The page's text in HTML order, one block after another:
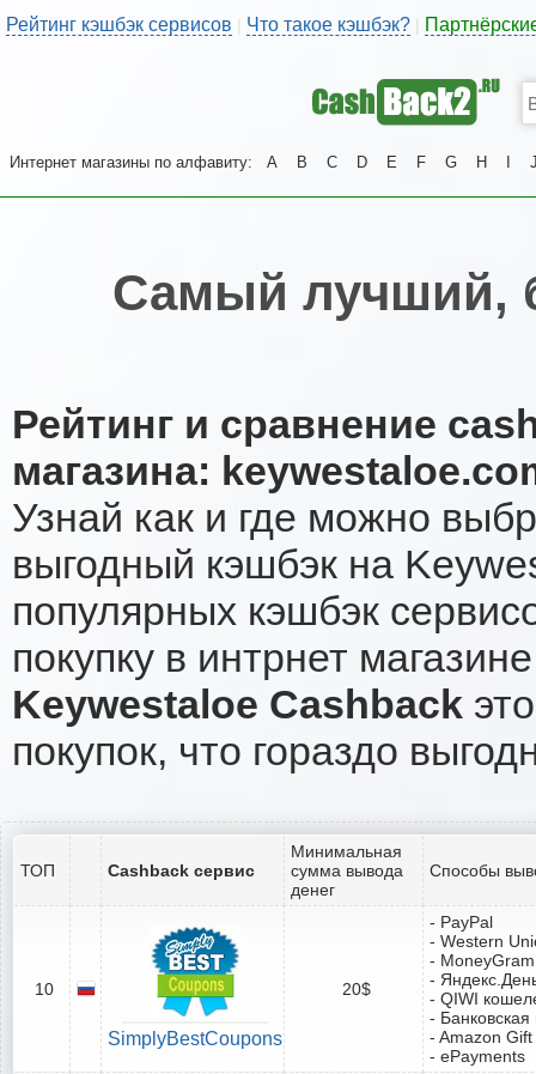
Рейтинг кэшбэк сервисов | Что такое кэшбэк?
Интернет магазины по алфавиту: A B C D E F G H
Самый лучший,
Рейтинг и сравнение
магазина:
Узнай как и где можно
выгодный кэшбэк на
популярных кэшбэк
покупку в интрнет
Keywestaloe Cashback
покупок, что гораздо
ТОП Cashback сервис
Минимальная
сумма вывода
денег
Способы
10
SimplyBestCoupons
20$
- PayPal
- Western
- MoneyGram
-
- QIWI
-
- Amazon
- ePayments